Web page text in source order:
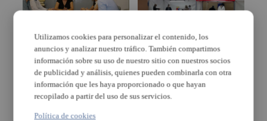
La alcaldesa de Quart
de Poblet impulsa la
creación de una Xarxa
d’Alcaldies para
garantizar la
recuperación de la
gestión directa del
El Departamento de
Salud de Manises ya ha
vacunado al 76% de su
población
Utilizamos cookies para personalizar el contenido, los
anuncios y analizar nuestro tráfico. También compartimos
información sobre su uso de nuestro sitio con nuestros socios
de publicidad y análisis, quienes pueden combinarla con otra
información que les haya proporcionado o que hayan
recopilado a partir del uso de sus servicios.
Política de cookies